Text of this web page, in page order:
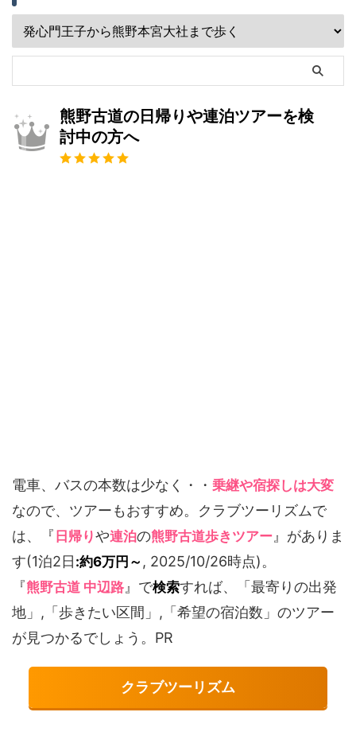
熊野古道の日帰りや連泊ツアーを検
討中の方へ
電車、バスの本数は少なく・・ 乗継や宿探しは大変
なので、ツアーもおすすめ。クラブツーリズムで
は、『 日帰りや連泊の熊野古道歩きツアー』がありま
す(1泊2日 :約6万円～ , 2025/10/26時点)。
『熊野古道 中辺路』で検索すれば、「最寄りの出発
地」,「歩きたい区間」,「希望の宿泊数」のツアー
が見つかるでしょう。PR
クラブツーリズム